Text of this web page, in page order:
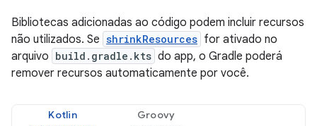
Bibliotecas adicionadas ao código podem incluir recursos
não utilizados. Se shrinkResources for ativado no
arquivo build.gradle.kts do app, o Gradle poderá
remover recursos automaticamente por você.
Kotlin Groovy